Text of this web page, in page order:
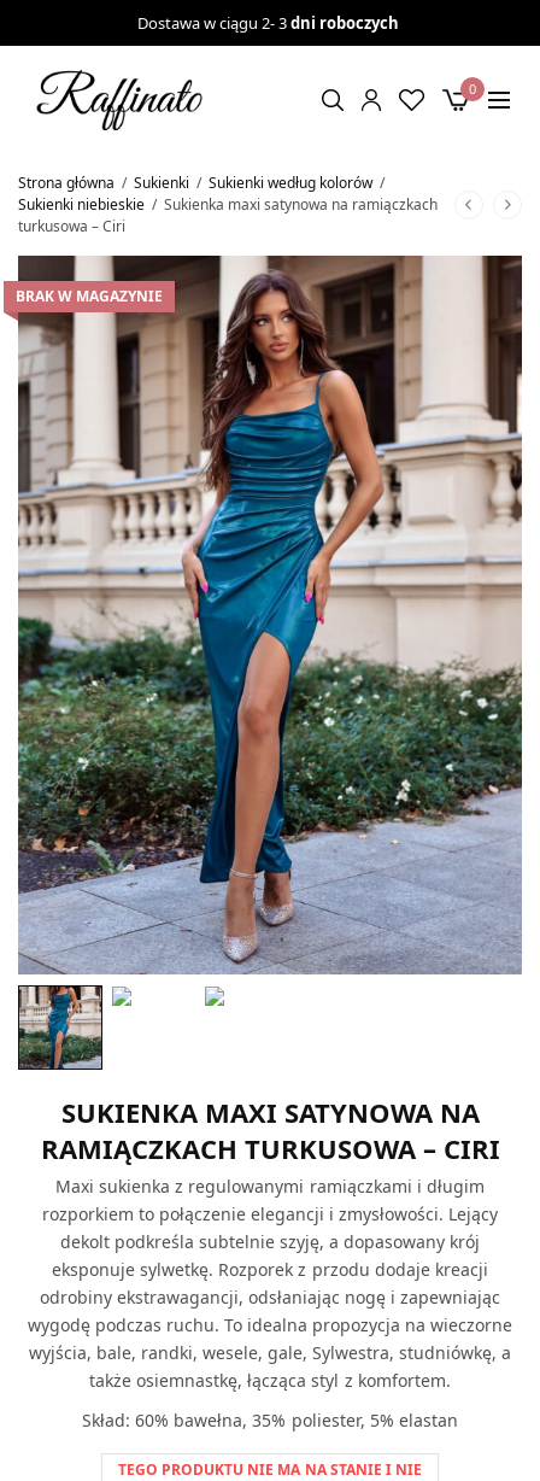
Dostawa w ciągu 2- 3dni roboczych
0
Strona główna / Sukienki / Sukienki według kolorów /
Sukienki niebieskie / Sukienka maxi satynowa na ramiączkach
turkusowa – Ciri
BRAK W MAGAZYNIE
SUKIENKA MAXI SATYNOWA NA
RAMIĄCZKACH TURKUSOWA – CIRI
Maxi sukienka z regulowanymi ramiączkami i długim
rozporkiem to połączenie elegancji i zmysłowości. Lejący
dekolt podkreśla subtelnie szyję, a dopasowany krój
eksponuje sylwetkę. Rozporek z przodu dodaje kreacji
odrobiny ekstrawagancji, odsłaniając nogę i zapewniając
wygodę podczas ruchu. To idealna propozycja na wieczorne
wyjścia, bale, randki, wesele, gale, Sylwestra, studniówkę, a
także osiemnastkę, łącząca styl z komfortem.
Skład: 60% bawełna, 35% poliester, 5% elastan
TEGO PRODUKTU NIE MA NA STANIE I NIE